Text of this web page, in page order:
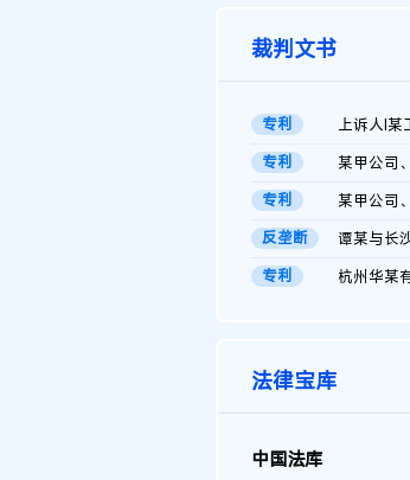
裁判文书
专利
专利
专利
反垄断
专利
法律宝库
中国法库